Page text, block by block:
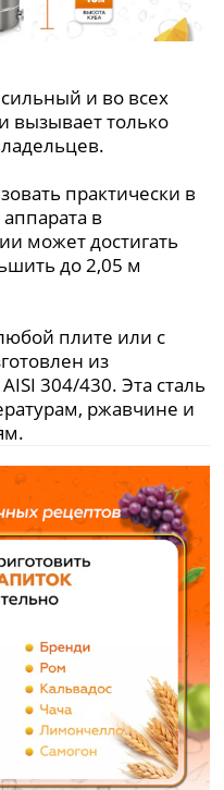
и во всех
вызывает только
практически в
в
может достигать
до 2,05 м
плите или с
из
304/430. Эта сталь
ржавчине и